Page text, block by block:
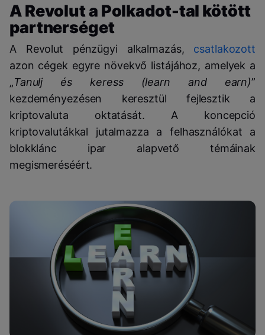
A Revolut a Polkadot-tal kötött
partnerséget
A Revolut pénzügyi alkalmazás, csatlakozott
azon cégek egyre növekvő listájához, amelyek a
„Tanulj és keress (learn and earn)”
kezdeményezésen keresztül fejlesztik a
kriptovaluta oktatását. A koncepció
kriptovalutákkal jutalmazza a felhasználókat a
blokklánc ipar alapvető témáinak
megismeréséért.